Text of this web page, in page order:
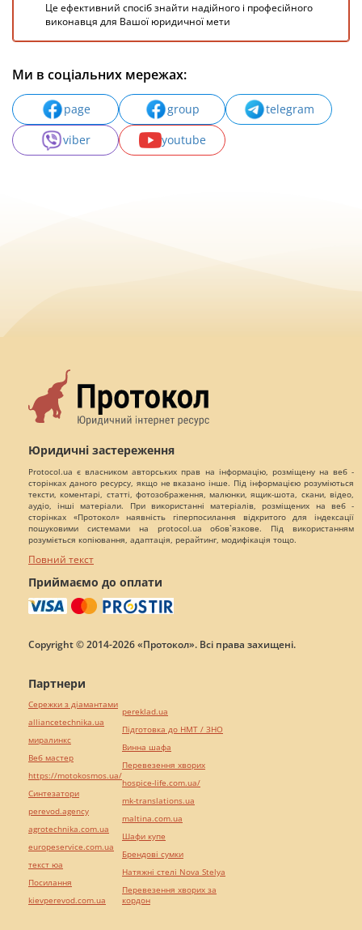
Це ефективний спосіб знайти надійного і професійного
виконавця для Вашої юридичної мети
Ми в соціальних мережах:
page group
telegram
viber
youtube
Юридичні застереження
Protocol.ua є власником авторських прав на інформацію, розміщену на веб -
сторінках даного ресурсу, якщо не вказано інше. Під інформацією розуміються
тексти, коментарі, статті, фотозображення, малюнки, ящик-шота, скани, відео,
аудіо, інші матеріали. При використанні матеріалів, розміщених на веб -
сторінках «Протокол» наявність гіперпосилання відкритого для індексації
пошуковими системами на protocol.ua обов`язкове. Під використанням
розуміється копіювання, адаптація, рерайтинг, модифікація тощо.
Повний текст
Приймаємо до оплати
Copyright © 2014-2026 «Протокол». Всі права захищені.
Партнери
Сережки з діамантами
alliancetechnika.ua
миралинкс
Веб мастер
https://motokosmos.ua/
Синтезатори
perevod.agency
agrotechnika.com.ua
europeservice.com.ua
текст юа
Посилання
kievperevod.com.ua
pereklad.ua
Підготовка до НМТ / ЗНО
Винна шафа
Перевезення хворих
hospice-life.com.ua/
mk-translations.ua
maltina.com.ua
Шафи купе
Брендові сумки
Натяжні стелі Nova Stelya
Перевезення хворих за
кордон